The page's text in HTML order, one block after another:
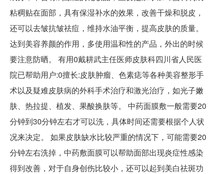
粘稠贴在面部，具有保湿补水的效果，改善干燥和脱皮，
还可以去皱抗皱祛痘，维持水油平衡，提高皮肤的质量。
达到美容养颜的作用，多使用温和性的产品，外出的时候
要注意防晒。 有用0戴耕武主任医师皮肤科四川省人民医
院已帮助用户:0擅长:皮肤肿瘤、色素痣等各种美容整形手
术以及疑难皮肤病的外科手术治疗和激光治疗，如光子嫩
肤、热拉提、植发、果酸换肤等。 中药面膜敷一般需要20
分钟到30分钟左右才可以洗，具体时间还需要根据个人状
况来决定。 如果皮肤缺水比较严重的情况下，可能需要20
分钟左右洗掉，中药敷面膜可以帮助面部出现炎症性感染
得到改善，对于自身创伤比较小，还可以起到美白祛斑功